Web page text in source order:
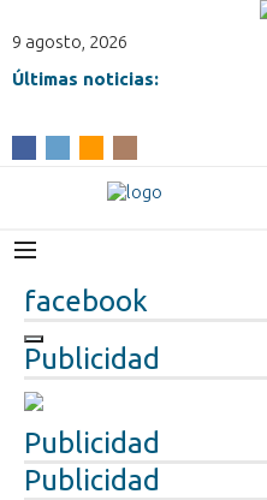
9 agosto, 2026
Últimas noticias:
facebook
Publicidad
Publicidad
Publicidad